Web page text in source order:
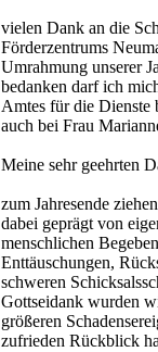
vielen Dank an die
Förderzentrums
Umrahmung unserer
bedanken darf ich
Amtes für die Dienste
auch bei Frau
Meine sehr geehrten
zum Jahresende
dabei geprägt von
menschlichen
Enttäuschungen,
schweren
Gottseidank wurden
größeren
zufrieden Rückblick